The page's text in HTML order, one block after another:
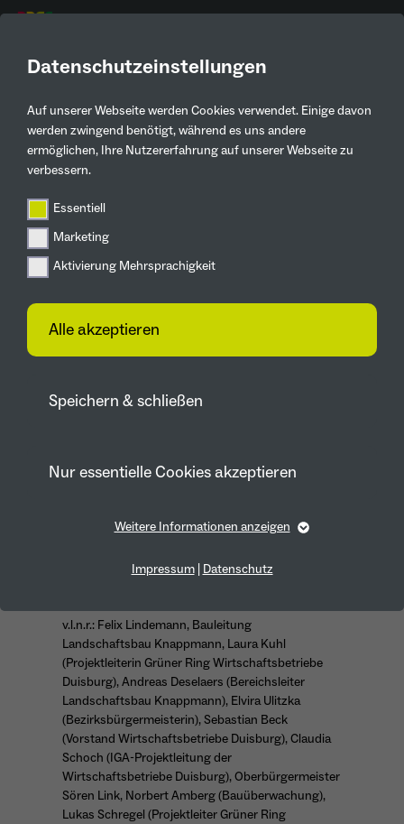
Datenschutzeinstellungen
Auf unserer Webseite werden Cookies verwendet. Einige davon
werden zwingend benötigt, während es uns andere
ermöglichen, Ihre Nutzererfahrung auf unserer Webseite zu
verbessern.
Essentiell
Marketing
Aktivierung Mehrsprachigkeit
Alle akzeptieren
Speichern & schließen
Nur essentielle Cookies akzeptieren
Essentielle Cookies werden für grundlegende Funktionen
Name fe_typo_user
Anbieter TYPO3
Laufzeit 1 Year
Zweck
Dieses Cookie wird verwendet, um Ihre
Cookie-Einstellungen für diese Website zu
speichern.
Cookie-Informationen anzeigen
Marketing
Marketing-Cookies werden von uns verwendet, um das
Verhalten der Besuchenden auf der Webseite
nachzuvollziehen. Es hilft uns die Nutzererfahrung der
Website zu analysieren und die Inhalte zu verbessern.
Name _pk_id*
Cookie-Informationen anzeigen
Weitere Informationen anzeigen
Impressum Datenschutz
Aktuelles
Zurück
Zukunftsgärten
Start für den Umbau des
01.09.2025
Symbolischer Spatenstich in Duisburg-
v.l.n.r.: Felix Lindemann, Bauleitung
Landschaftsbau Knappmann, Laura Kuhl
(Projektleiterin Grüner Ring Wirtschaftsbetriebe
Duisburg), Andreas Deselaers (Bereichsleiter
Landschaftsbau Knappmann), Elvira Ulitzka
(Bezirksbürgermeisterin), Sebastian Beck
(Vorstand Wirtschaftsbetriebe Duisburg), Claudia
Schoch (IGA-Projektleitung der
Wirtschaftsbetriebe Duisburg), Oberbürgermeister
Sören Link, Norbert Amberg (Bauüberwachung),
Lukas Schregel (Projektleiter Grüner Ring